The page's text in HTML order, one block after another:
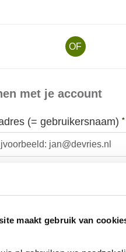
maakt gebruik van
OF
met je account
(= gebruikersnaam) *